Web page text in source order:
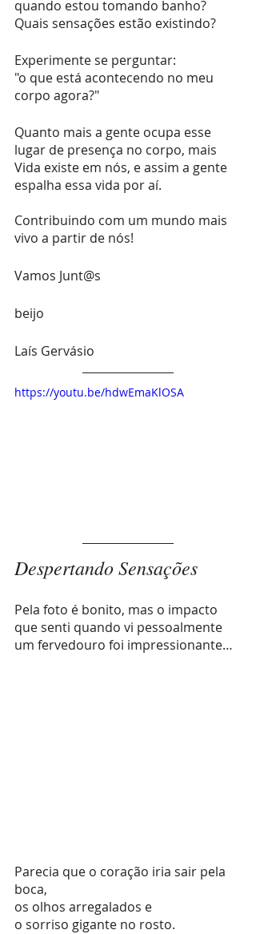
quando estou tomando banho?
Quais sensações estão existindo?
Experimente se perguntar:
"o que está acontecendo no meu
corpo agora?"
Quanto mais a gente ocupa esse
lugar de presença no corpo, mais
Vida existe em nós, e assim a gente
espalha essa vida por aí.
Contribuindo com um mundo mais
vivo a partir de nós!
Vamos Junt@s
beijo
Laís Gervásio
https://youtu.be/hdwEmaKlOSA
Despertando Sensações
Pela foto é bonito, mas o impacto
que senti quando vi pessoalmente
um fervedouro foi impressionante…
Parecia que o coração iria sair pela
boca,
os olhos arregalados e
o sorriso gigante no rosto.